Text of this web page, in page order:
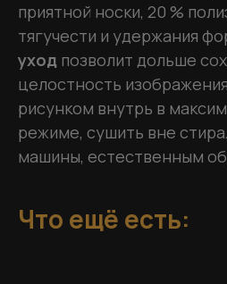
приятной носки, 20 %
тягучести и удержания
уход позволит дольше
целостность
рисунком внутрь в
режиме, сушить вне
машины, естественным
Что ещё есть: